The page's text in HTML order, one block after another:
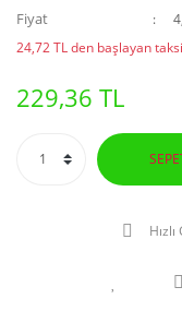
Fiyat
24,72 TL den başlayan
229,36 TL